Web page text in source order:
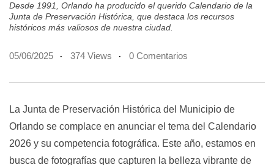
Desde 1991, Orlando ha producido el querido Calendario de la
Junta de Preservación Histórica, que destaca los recursos
históricos más valiosos de nuestra ciudad.
05/06/2025 374 Views 0 Comentarios
La Junta de Preservación Histórica del Municipio de
Orlando se complace en anunciar el tema del Calendario
2026 y su competencia fotográfica. Este año, estamos en
busca de fotografías que capturen la belleza vibrante de